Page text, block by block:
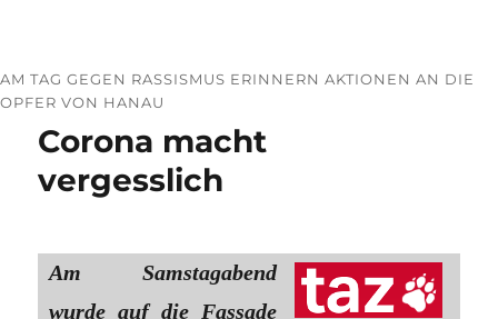
AM TAG GEGEN RASSISMUS ERINNERN AKTIONEN AN DIE
OPFER VON HANAU
Corona macht
vergesslich
Am Samstagabend
wurde auf die Fassade